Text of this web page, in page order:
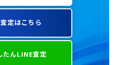
定はこちら
たんLINE査定